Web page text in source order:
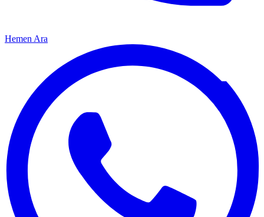
Hemen Ara